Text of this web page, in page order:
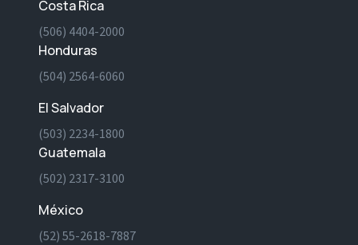
Costa Rica
(506) 4404-2000
Honduras
(504) 2564-6060
El Salvador
(503) 2234-1800
Guatemala
(502) 2317-3100
México
(52) 55-2618-7887